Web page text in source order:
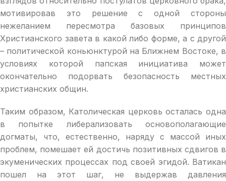
мотивировав это решение с одной стороны
нежеланием пересмотра базовых принципов
Христианского завета в какой либо форме, а с другой
– политической коньюнктурой на Ближнем Востоке, в
условиях которой папская инициатива может
окончательно подорвать безопасность местных
христианских общин.
Таким образом, Католическая церковь осталась одна
в попытке либерализовать основополагающие
догматы, что, естественно, наряду с массой иных
проблем, помешает ей достичь позитивных сдвигов в
экуменических процессах под своей эгидой. Ватикан
пошел на этот шаг, не выдержав давления